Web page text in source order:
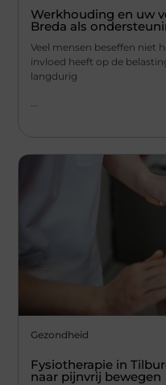
Werkhouding en uw
Breda als
Veel mensen beseffen niet
invloed heeft op de
langdurig
Gezondheid
Fysiotherapie in
naar pijnvrij bewegen